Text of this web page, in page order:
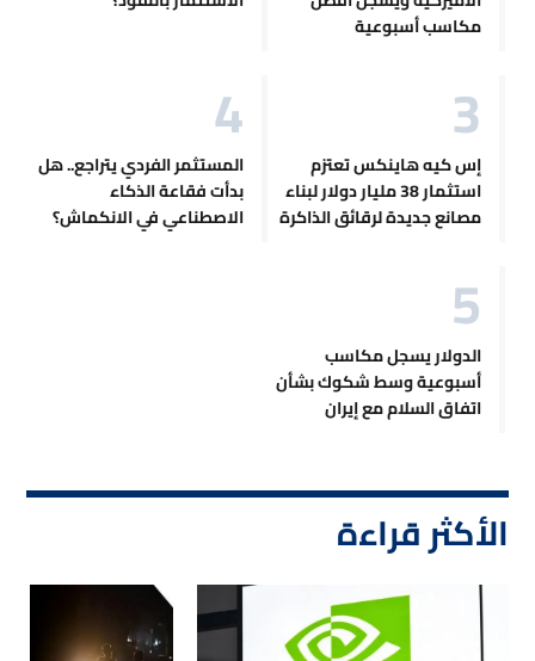
مكاسب أسبوعية
إس كيه هاينكس تعتزم
استثمار 38 مليار دولار لبناء
مصانع جديدة لرقائق الذاكرة
المستثمر الفردي يتراجع.. هل
بدأت فقاعة الذكاء
الاصطناعي في الانكماش؟
الدولار يسجل مكاسب
أسبوعية وسط شكوك بشأن
اتفاق السلام مع إيران
الأكثر قراءة